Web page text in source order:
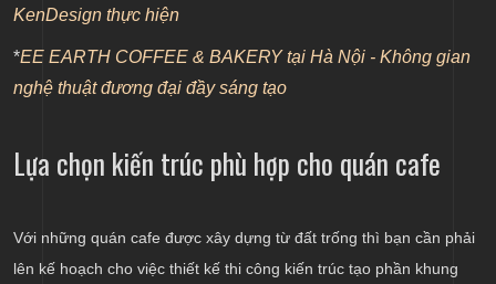
KenDesign thực hiện
*EE EARTH COFFEE & BAKERY tại Hà Nội - Không gian
nghệ thuật đương đại đầy sáng tạo
Lựa chọn kiến trúc phù hợp cho quán cafe
Với những quán cafe được xây dựng từ đất trống thì bạn cần phải
lên kế hoạch cho việc thiết kế thi công kiến trúc tạo phần khung